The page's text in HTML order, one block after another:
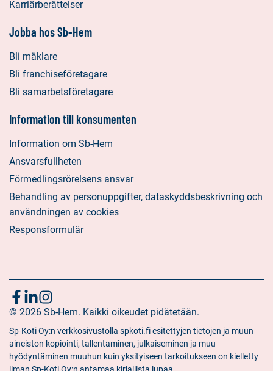
Karriärberättelser
Jobba hos Sb-Hem
Bli mäklare
Bli franchiseföretagare
Bli samarbetsföretagare
Information till konsumenten
Information om Sb-Hem
Ansvarsfullheten
Förmedlingsrörelsens ansvar
Behandling av personuppgifter, dataskyddsbeskrivning och
användningen av cookies
Responsformulär
Följ
oss
Sociala
media:
facebook
Sociala
media:
linkedin
Sociala
media:
instagram
© 2026 Sb-Hem. Kaikki oikeudet pidätetään.
Sp-Koti Oy:n verkkosivustolla spkoti.fi esitettyjen tietojen ja muun
aineiston kopiointi, tallentaminen, julkaiseminen ja muu
hyödyntäminen muuhun kuin yksityiseen tarkoitukseen on kielletty